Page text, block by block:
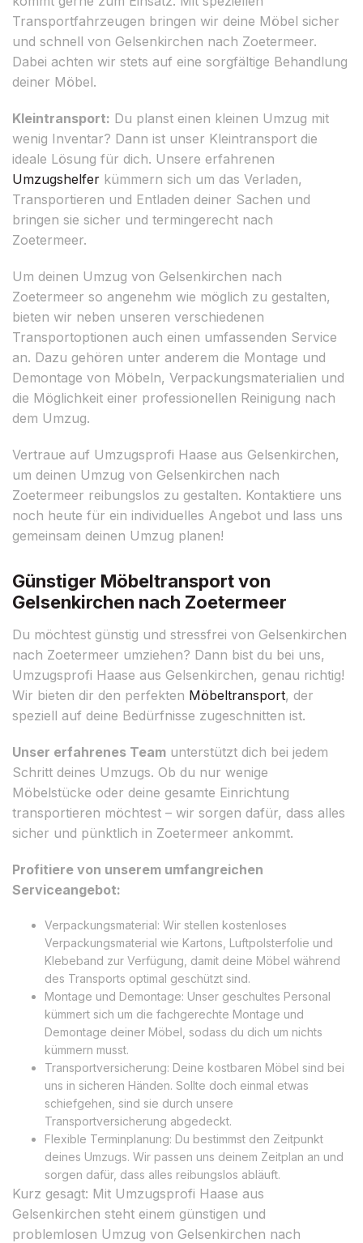
Transportfahrzeugen bringen wir deine Möbel sicher
und schnell von Gelsenkirchen nach Zoetermeer.
Dabei achten wir stets auf eine sorgfältige Behandlung
deiner Möbel.
Kleintransport: Du planst einen kleinen Umzug mit
wenig Inventar? Dann ist unser Kleintransport die
ideale Lösung für dich. Unsere erfahrenen
Umzugshelfer kümmern sich um das Verladen,
Transportieren und Entladen deiner Sachen und
bringen sie sicher und termingerecht nach
Zoetermeer.
Um deinen Umzug von Gelsenkirchen nach
Zoetermeer so angenehm wie möglich zu gestalten,
bieten wir neben unseren verschiedenen
Transportoptionen auch einen umfassenden Service
an. Dazu gehören unter anderem die Montage und
Demontage von Möbeln, Verpackungsmaterialien und
die Möglichkeit einer professionellen Reinigung nach
dem Umzug.
Vertraue auf Umzugsprofi Haase aus Gelsenkirchen,
um deinen Umzug von Gelsenkirchen nach
Zoetermeer reibungslos zu gestalten. Kontaktiere uns
noch heute für ein individuelles Angebot und lass uns
gemeinsam deinen Umzug planen!
Günstiger Möbeltransport von
Gelsenkirchen nach Zoetermeer
Du möchtest günstig und stressfrei von Gelsenkirchen
nach Zoetermeer umziehen? Dann bist du bei uns,
Umzugsprofi Haase aus Gelsenkirchen, genau richtig!
Wir bieten dir den perfekten Möbeltransport, der
speziell auf deine Bedürfnisse zugeschnitten ist.
Unser erfahrenes Team unterstützt dich bei jedem
Schritt deines Umzugs. Ob du nur wenige
Möbelstücke oder deine gesamte Einrichtung
transportieren möchtest – wir sorgen dafür, dass alles
sicher und pünktlich in Zoetermeer ankommt.
Profitiere von unserem umfangreichen
Serviceangebot:
Verpackungsmaterial: Wir stellen kostenloses
Verpackungsmaterial wie Kartons, Luftpolsterfolie und
Klebeband zur Verfügung, damit deine Möbel während
des Transports optimal geschützt sind.
Montage und Demontage: Unser geschultes Personal
kümmert sich um die fachgerechte Montage und
Demontage deiner Möbel, sodass du dich um nichts
kümmern musst.
Transportversicherung: Deine kostbaren Möbel sind bei
uns in sicheren Händen. Sollte doch einmal etwas
schiefgehen, sind sie durch unsere
Transportversicherung abgedeckt.
Flexible Terminplanung: Du bestimmst den Zeitpunkt
deines Umzugs. Wir passen uns deinem Zeitplan an und
sorgen dafür, dass alles reibungslos abläuft.
Kurz gesagt: Mit Umzugsprofi Haase aus
Gelsenkirchen steht einem günstigen und
problemlosen Umzug von Gelsenkirchen nach